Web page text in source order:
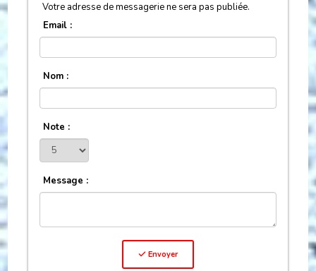
Votre adresse de messagerie ne sera pas publiée.
Email :
Nom :
Note :
Message :
Envoyer